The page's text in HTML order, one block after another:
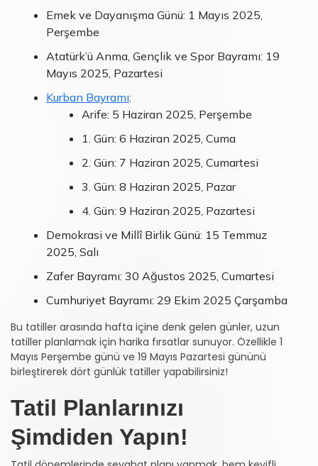
Emek ve Dayanışma Günü: 1 Mayıs 2025,
Perşembe
Atatürk’ü Anma, Gençlik ve Spor Bayramı: 19
Mayıs 2025, Pazartesi
Kurban Bayramı:
Arife: 5 Haziran 2025, Perşembe
1. Gün: 6 Haziran 2025, Cuma
2. Gün: 7 Haziran 2025, Cumartesi
3. Gün: 8 Haziran 2025, Pazar
4. Gün: 9 Haziran 2025, Pazartesi
Demokrasi ve Millî Birlik Günü: 15 Temmuz
2025, Salı
Zafer Bayramı: 30 Ağustos 2025, Cumartesi
Cumhuriyet Bayramı: 29 Ekim 2025 Çarşamba
Bu tatiller arasında hafta içine denk gelen günler, uzun
tatiller planlamak için harika fırsatlar sunuyor. Özellikle 1
Mayıs Perşembe günü ve 19 Mayıs Pazartesi gününü
birleştirerek dört günlük tatiller yapabilirsiniz!
Tatil Planlarınızı
Şimdiden Yapın!